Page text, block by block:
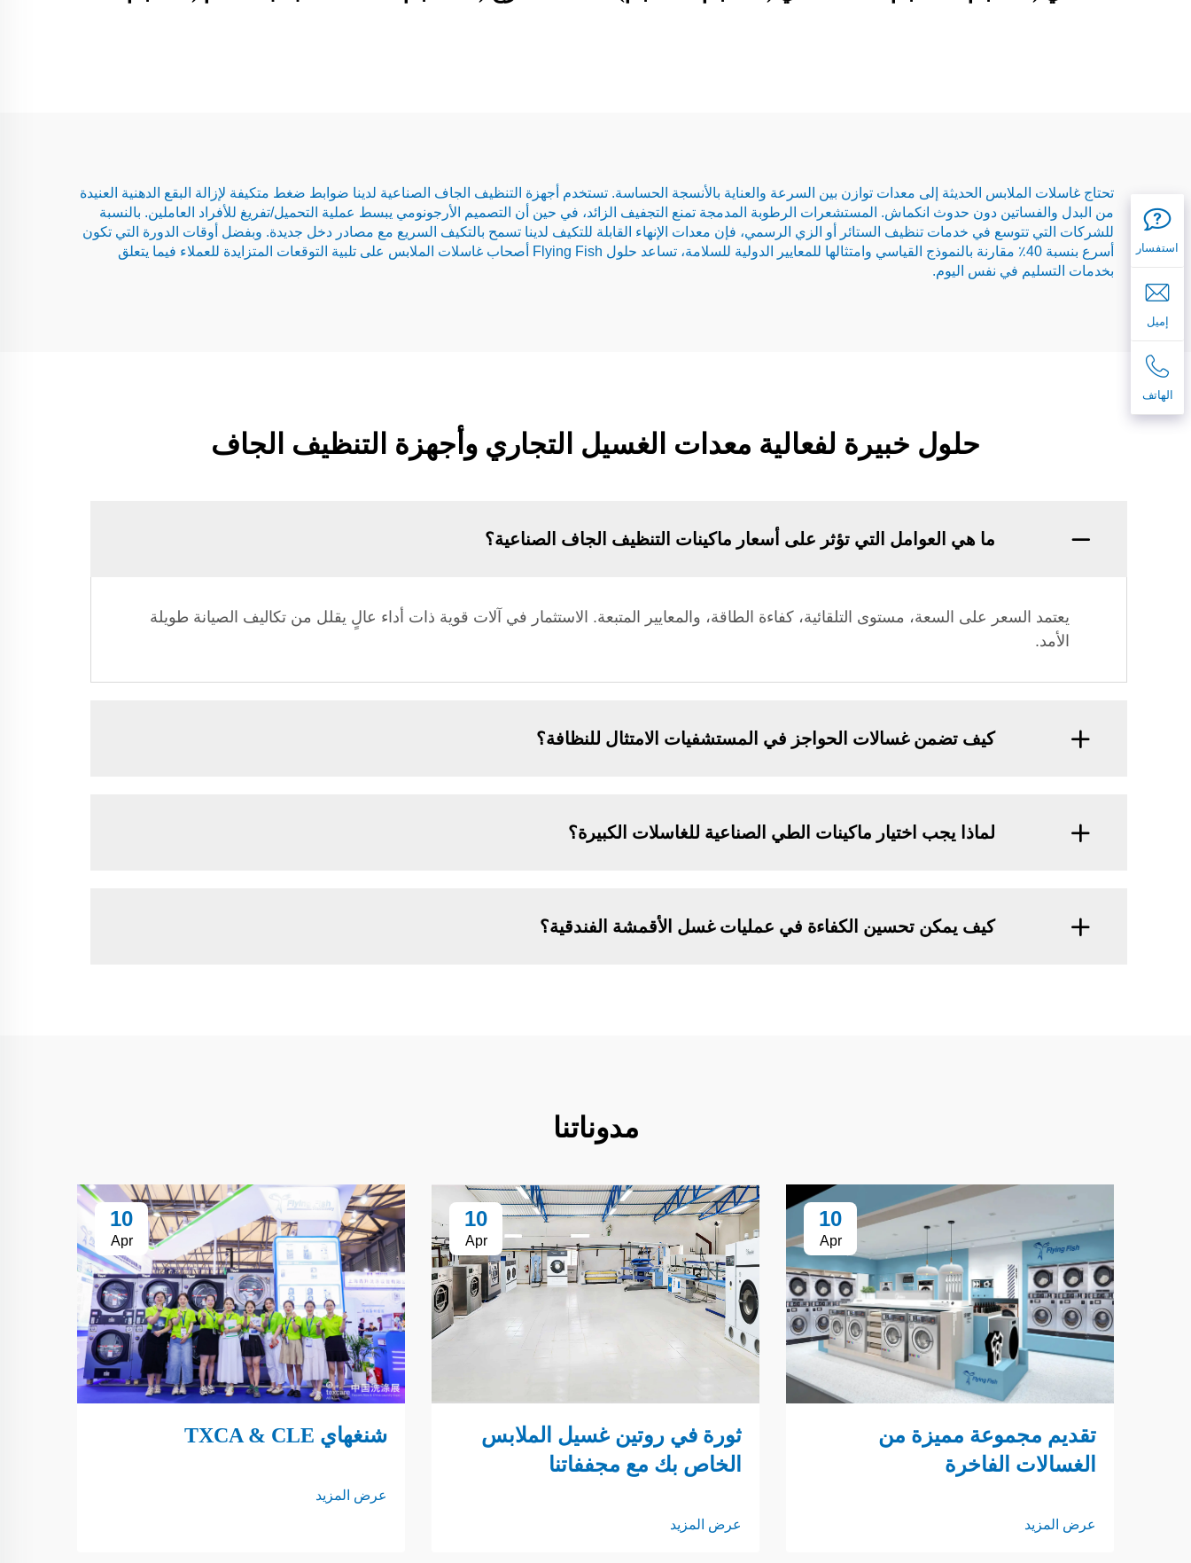
تحتاج غاسلات الملابس الحديثة إلى معدات توازن بين السرعة والعناية بالأنسجة الحساسة. تستخدم أجهزة التنظيف الجاف الصناعية لدينا ضوابط ضغط متكيفة لإزالة البقع الدهنية العنيدة
من البدل والفساتين دون حدوث انكماش. المستشعرات الرطوبة المدمجة تمنع التجفيف الزائد، في حين أن التصميم الأرجونومي يبسط عملية التحميل/تفريغ للأفراد العاملين. بالنسبة
للشركات التي تتوسع في خدمات تنظيف الستائر أو الزي الرسمي، فإن معدات الإنهاء القابلة للتكيف لدينا تسمح بالتكيف السريع مع مصادر دخل جديدة. وبفضل أوقات الدورة التي تكون
أسرع بنسبة 40٪ مقارنة بالنموذج القياسي وامتثالها للمعايير الدولية للسلامة، تساعد حلول Flying Fish أصحاب غاسلات الملابس على تلبية التوقعات المتزايدة للعملاء فيما يتعلق
بخدمات التسليم في نفس اليوم.
حلول خبيرة لفعالية معدات الغسيل التجاري وأجهزة التنظيف الجاف
ما هي العوامل التي تؤثر على أسعار ماكينات التنظيف الجاف الصناعية؟
يعتمد السعر على السعة، مستوى التلقائية، كفاءة الطاقة، والمعايير المتبعة. الاستثمار في آلات قوية ذات أداء عالٍ يقلل من تكاليف الصيانة طويلة
الأمد.
كيف تضمن غسالات الحواجز في المستشفيات الامتثال للنظافة؟
لماذا يجب اختيار ماكينات الطي الصناعية للغاسلات الكبيرة؟
كيف يمكن تحسين الكفاءة في عمليات غسل الأقمشة الفندقية؟
مدوناتنا
10
Apr
تقديم مجموعة مميزة من
الغسالات الفاخرة
عرض المزيد
10
Apr
ثورة في روتين غسيل الملابس
الخاص بك مع مجففاتنا
عرض المزيد
10
Apr
شنغهاي TXCA & CLE
عرض المزيد
استفسار
إميل
الهاتف